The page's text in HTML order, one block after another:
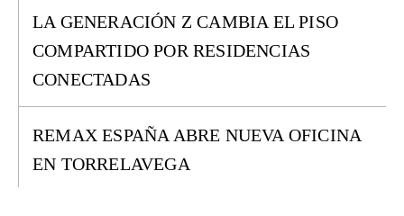
LA GENERACIÓN Z CAMBIA EL PISO
COMPARTIDO POR RESIDENCIAS
CONECTADAS
REMAX ESPAÑA ABRE NUEVA OFICINA
EN TORRELAVEGA